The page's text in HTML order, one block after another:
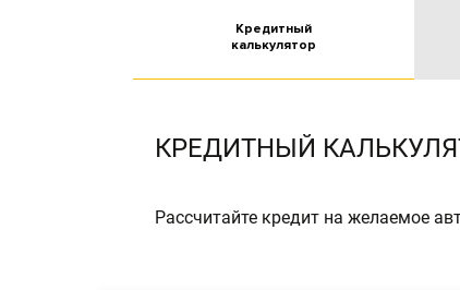
Кредитный
калькулятор
КРЕДИТНЫЙ
Рассчитайте кредит на желаемое